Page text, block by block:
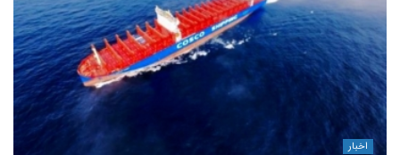
اخبار